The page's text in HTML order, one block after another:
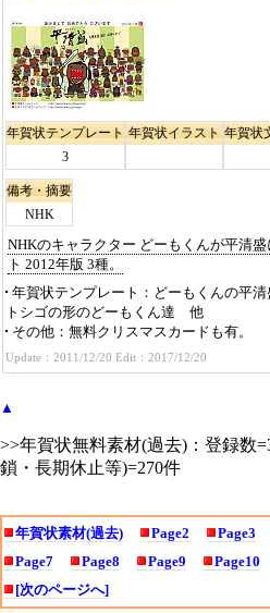
年賀状テンプレート
3
年賀状イラスト 年賀状
備考・摘要
NHK
NHKのキャラクター どーもくんが平清
ト 2012年版 3種。
年賀状テンプレート
どーもくんの平
トシゴの形のどーもくん達 他
その他
無料クリスマスカードも有。
Update：2011/12/20 Edit：2017/12/20
▲
>>年賀状無料素材(過去)：登録数
鎖・長期休止等)=270件
年賀状素材(過去) Page2 Page3
Page7
Page8 Page9 Page10
[次のページへ]